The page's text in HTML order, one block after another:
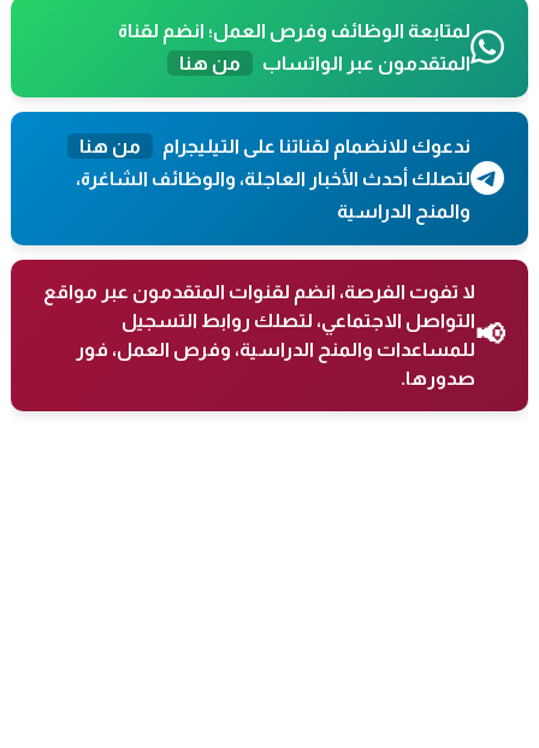
لمتابعة الوظائف وفرص العمل؛ انضم لقناة
المتقدمون عبر الواتساب
من هنا
ندعوك للانضمام لقناتنا على التيليجرام
من هنا
لتصلك أحدث الأخبار العاجلة، والوظائف الشاغرة،
والمنح الدراسية
📢
لا تفوت الفرصة، انضم لقنوات المتقدمون عبر مواقع
التواصل الاجتماعي، لتصلك روابط التسجيل
للمساعدات والمنح الدراسية، وفرص العمل، فور
صدورها.